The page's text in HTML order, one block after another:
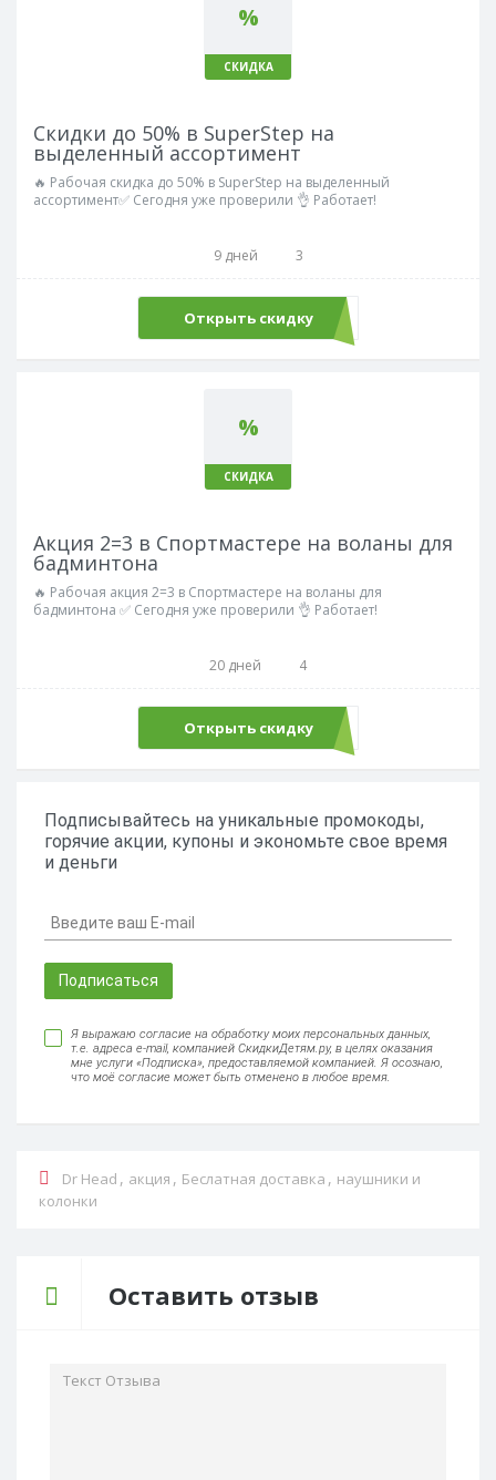
%
СКИДКА
Скидки до 50% в SuperStep на
выделенный ассортимент
🔥 Рабочая скидка до 50% в SuperStep на выделенный
ассортимент✅ Сегодня уже проверили 👌 Работает!
9 дней 3
Открыть скидку
%
СКИДКА
Акция 2=3 в Спортмастере на воланы для
бадминтона
🔥 Рабочая акция 2=3 в Спортмастере на воланы для
бадминтона ✅ Сегодня уже проверили 👌 Работает!
20 дней 4
Открыть скидку
Подписывайтесь на уникальные промокоды,
горячие акции, купоны и экономьте свое время
и деньги
Подписаться
Я выражаю согласие на обработку моих персональных данных,
т.е. адреса e-mail, компанией СкидкиДетям.ру, в целях оказания
мне услуги «Подписка», предоставляемой компанией. Я осознаю,
что моё согласие может быть отменено в любое время.
Dr Head , акция , Беслатная доставка , наушники и
колонки
Оставить отзыв